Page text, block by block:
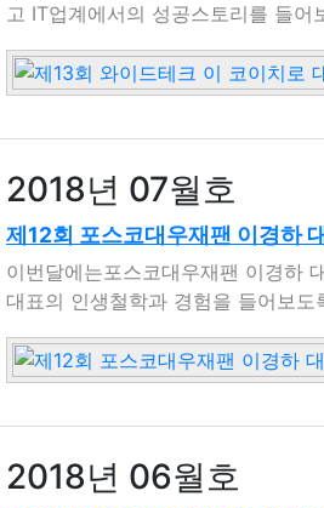
고 IT업계에서의 성공스토리를 들어
2018년 07월호
제12회 포스코대우재팬 이경하
이번달에는포스코대우재팬 이경하
대표의 인생철학과 경험을 들어보도
2018년 06월호